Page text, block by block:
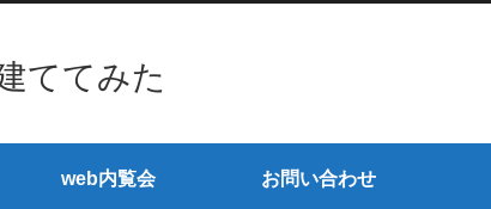
ててみた
web内覧会 お問い合わせ